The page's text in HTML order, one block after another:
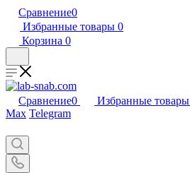
Сравнение0
Избранные товары 0
Корзина 0
Сравнение0 Избранные товары
Max Telegram